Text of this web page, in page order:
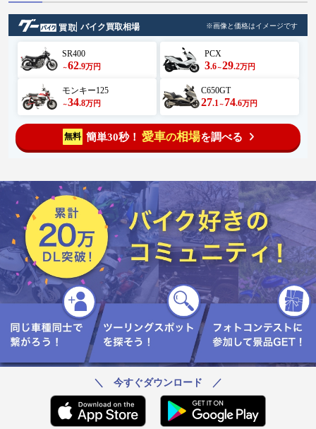
バイク買取相場 ※画像と価格はイメージです
SR400
～62.9万円
PCX
3.6～29.2万円
モンキー125
～34.8万円
C650GT
27.1 ～ 74.6万円
無料 簡単30秒！ 愛車の相場を調べる
＼ 今すぐダウンロード ／